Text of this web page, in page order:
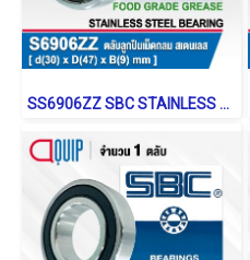
SS6906ZZ SBC STAINLESS BALL BEARING Stainless Type